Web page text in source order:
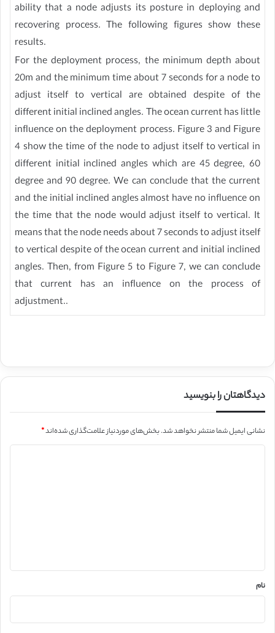
ability that a node adjusts its posture in deploying and
recovering process. The following figures show these
results.
For the deployment process, the minimum depth about
20m and the minimum time about 7 seconds for a node to
adjust itself to vertical are obtained despite of the
different initial inclined angles. The ocean current has little
influence on the deployment process. Figure 3 and Figure
4 show the time of the node to adjust itself to vertical in
different initial inclined angles which are 45 degree, 60
degree and 90 degree. We can conclude that the current
and the initial inclined angles almost have no influence on
the time that the node would adjust itself to vertical. It
means that the node needs about 7 seconds to adjust itself
to vertical despite of the ocean current and initial inclined
angles. Then, from Figure 5 to Figure 7, we can conclude
that current has an influence on the process of
adjustment..
دیدگاهتان را بنویسید
نشانی ایمیل شما منتشر نخواهد شد.بخش‌های موردنیاز علامت‌گذاری شده‌اند*
نام